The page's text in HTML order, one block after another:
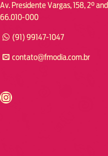
Av. Presidente Vargas, 158, 2°
66.010-000
(91) 99147-1047
contato@fmodia.com.br
https://www.instagram.com/fmodia.cabofrio/